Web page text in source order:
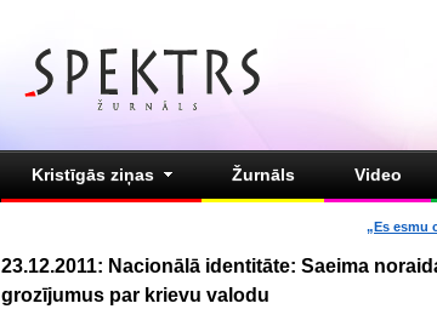
Kristīgās ziņas Žurnāls Video
„Es esmu
23.12.2011: Nacionālā identitāte: Saeima
grozījumus par krievu valodu